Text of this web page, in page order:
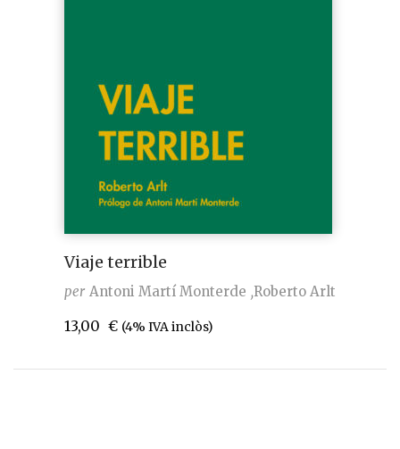
Viaje terrible
per Antoni Martí Monterde Roberto Arlt
13,00 € (4% IVA inclòs)